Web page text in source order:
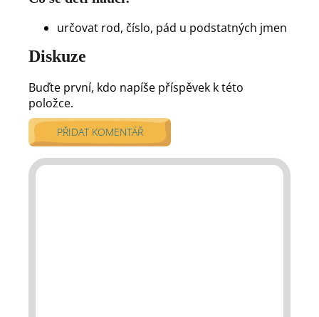
určovat rod, číslo, pád u podstatných jmen
Diskuze
Buďte první, kdo napíše příspěvek k této
položce.
PŘIDAT KOMENTÁŘ